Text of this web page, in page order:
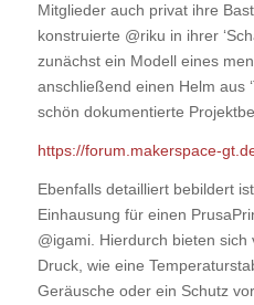
Mitglieder auch privat ihre
konstruierte @riku in ihrer
zunächst ein Modell eines
anschließend einen Helm aus
schön dokumentierte
https://forum.makerspace-
Ebenfalls detailliert bebildert
Einhausung für einen
@igami. Hierdurch bieten sich
Druck, wie eine
Geräusche oder ein Schutz